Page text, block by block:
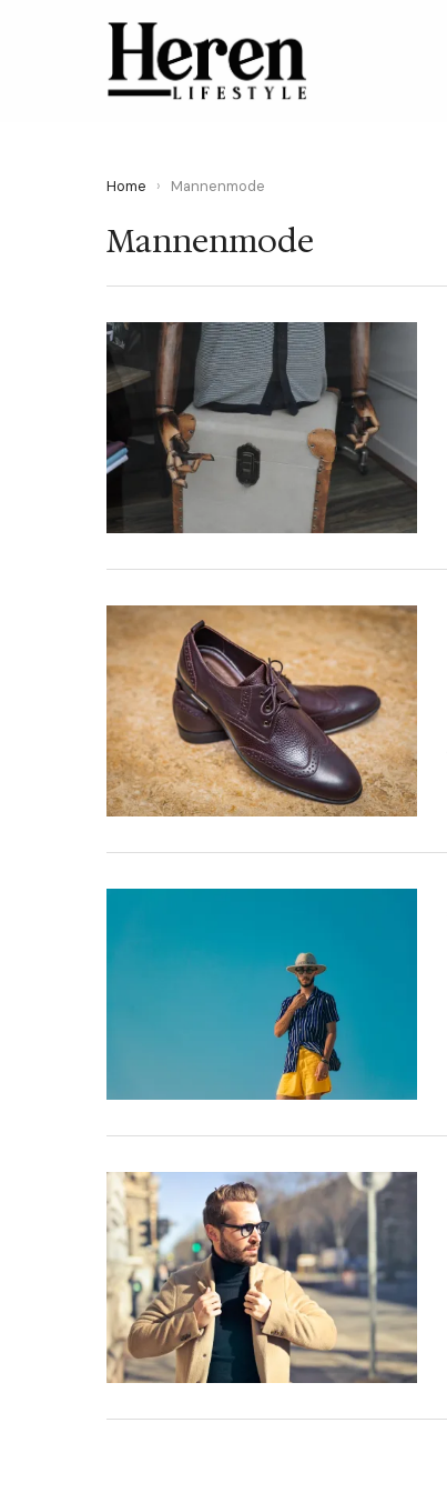
Home › Mannenmode
Mannenmode